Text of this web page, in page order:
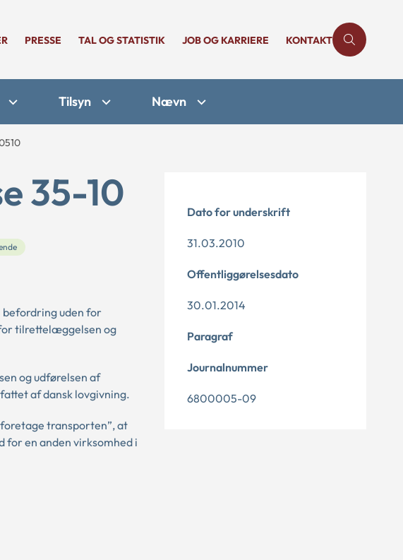
PRESSE TAL OG STATISTIK JOB OG KARRIERE KONTAKT
Tilsyn Nævn
35-10
uden for
tilrettelæggelsen og
og udførelsen af
af dansk lovgivning.
transporten”, at
for en anden virksomhed i
Dato for underskrift
31.03.2010
Offentliggørelsesdato
30.01.2014
Paragraf
Journalnummer
6800005-09